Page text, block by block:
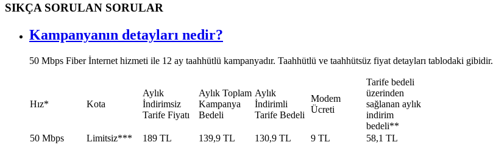
SIKÇA SORULAN SORULAR
Kampanyanın detayları nedir?
​​50 Mbps Fiber İnternet hizmeti ile 12 ay taahhütlü kampanyadır. Taahhütlü ve taahhütsüz fiyat detayları tablodaki gibidir.
​Hız* ​Kota
Aylık
İndirimsiz
Tarife Fiyatı
​Aylık Toplam
Kampanya
Bedeli
​Aylık
İndirimli
Tarife Bedeli
​Modem
Ücreti
​Tarife bedeli
üzerinden
sağlanan aylık
indirim
bedeli**
​50 Mbps
​Limitsiz*** ​189 TL ​139,9 TL ​130,9 TL ​9 TL ​58,1 TL